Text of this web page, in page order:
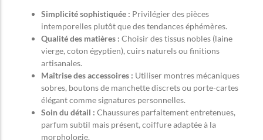
Simplicité sophistiquée : Privilégier des pièces
intemporelles plutôt que des tendances éphémères.
Qualité des matières : Choisir des tissus nobles (laine
vierge, coton égyptien), cuirs naturels ou finitions
artisanales.
Maîtrise des accessoires : Utiliser montres mécaniques
sobres, boutons de manchette discrets ou porte-cartes
élégant comme signatures personnelles.
Soin du détail : Chaussures parfaitement entretenues,
parfum subtil mais présent, coiffure adaptée à la
morphologie.